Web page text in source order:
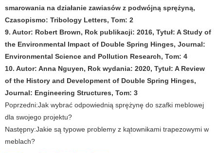
smarowania na działanie zawiasów z podwójną sprężyną,
Czasopismo: Tribology Letters, Tom: 2
9. Autor: Robert Brown, Rok publikacji: 2016, Tytuł: A Study of
the Environmental Impact of Double Spring Hinges, Journal:
Environmental Science and Pollution Research, Tom: 4
10. Autor: Anna Nguyen, Rok wydania: 2020, Tytuł: A Review
of the History and Development of Double Spring Hinges,
Journal: Engineering Structures, Tom: 3
Poprzedni:Jak wybrać odpowiednią sprężynę do szafki meblowej
dla swojego projektu?
Następny:Jakie są typowe problemy z kątownikami trapezowymi w
meblach?